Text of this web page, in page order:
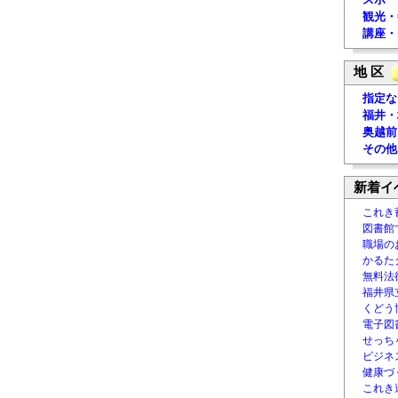
観光
講座
地 区
指定
福井
奥越前
その他
新着イ
これき
図書
職場の
かるた
無料
福井
くど
電子
せっち
ビジ
健康づ
これ